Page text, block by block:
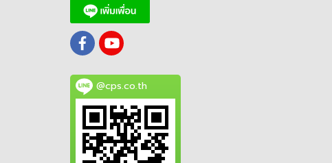
@cps.co.th